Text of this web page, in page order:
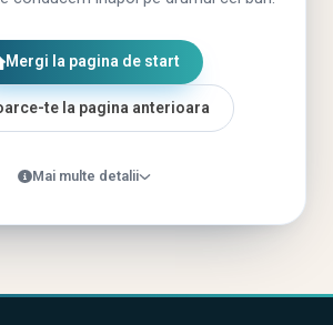
Mergi la pagina de start
te la pagina anterioara
Mai multe detalii